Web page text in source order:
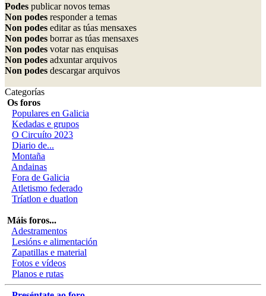
Podes publicar novos temas
Non podes responder a temas
Non podes editar as túas mensaxes
Non podes borrar as túas mensaxes
Non podes votar nas enquisas
Non podes adxuntar arquivos
Non podes descargar arquivos
Categorías
Os foros
Populares en Galicia
Kedadas e grupos
O Circuíto 2023
Diario de...
Montaña
Andainas
Fora de Galicia
Atletismo federado
Tríatlon e duatlon
Máis foros...
Adestramentos
Lesións e alimentación
Zapatillas e material
Fotos e vídeos
Planos e rutas